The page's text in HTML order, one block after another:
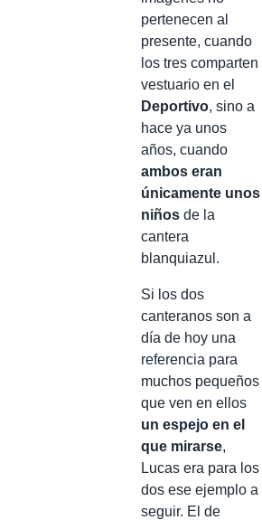
pertenecen al
presente, cuando
los tres comparten
vestuario en el
Deportivo, sino a
hace ya unos
años, cuando
ambos eran
únicamente unos
niños de la
cantera
blanquiazul.
Si los dos
canteranos son a
día de hoy una
referencia para
muchos pequeños
que ven en ellos
un espejo en el
que mirarse,
Lucas era para los
dos ese ejemplo a
seguir. El de